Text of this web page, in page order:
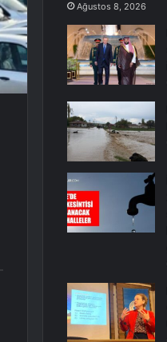
Ağustos 8, 2026